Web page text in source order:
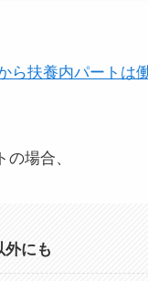
ら扶養内パートは
場合、
外にも